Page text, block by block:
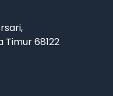
Timur 68122